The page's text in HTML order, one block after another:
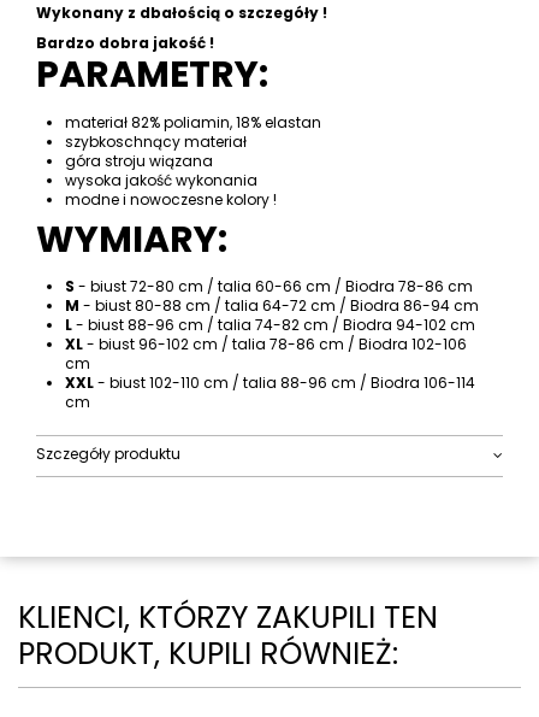
Wykonany z dbałością o szczegóły !
Bardzo dobra jakość !
PARAMETRY:
materiał 82% poliamin, 18% elastan
szybkoschnący materiał
góra stroju wiązana
wysoka jakość wykonania
modne i nowoczesne kolory !
WYMIARY:
S - biust 72-80 cm / talia 60-66 cm / Biodra 78-86 cm
M - biust 80-88 cm / talia 64-72 cm / Biodra 86-94 cm
L- biust 88-96 cm / talia 74-82 cm / Biodra 94-102 cm
XL- biust 96-102 cm / talia 78-86 cm / Biodra 102-106
cm
XXL- biust 102-110 cm / talia 88-96 cm / Biodra 106-114
cm
Szczegóły produktu
KLIENCI, KTÓRZY ZAKUPILI TEN
PRODUKT, KUPILI RÓWNIEŻ: